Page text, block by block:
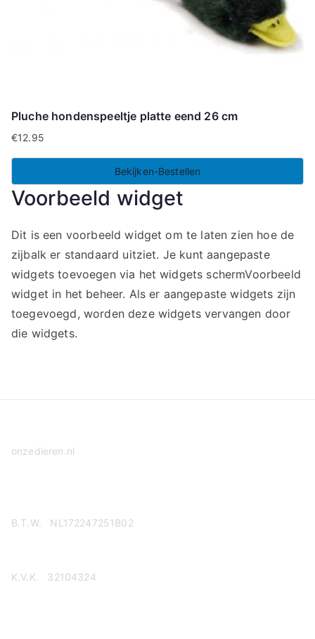
Pluche hondenspeeltje platte eend 26 cm
€12.95
Bekijken-Bestellen
Voorbeeld widget
Dit is een voorbeeld widget om te laten zien hoe de
zijbalk er standaard uitziet. Je kunt aangepaste
widgets toevoegen via het widgets schermVoorbeeld
widget in het beheer. Als er aangepaste widgets zijn
toegevoegd, worden deze widgets vervangen door
die widgets.
onzedieren.nl
B.T.W. NL172247251B02
K.V.K. 32104324